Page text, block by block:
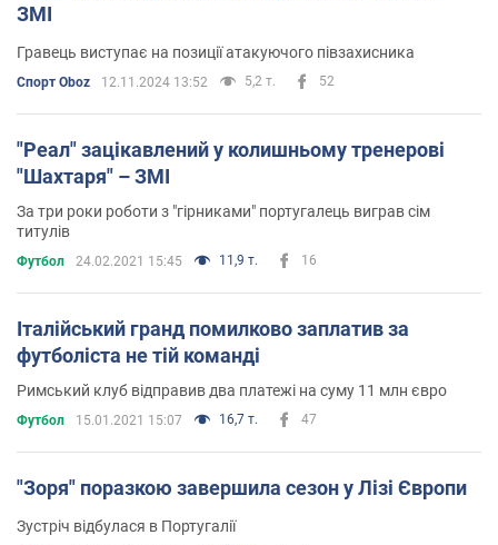
ЗМІ
Гравець виступає на позиції атакуючого півзахисника
Спорт Oboz 12.11.2024 13:52 5,2 т. 52
"Реал" зацікавлений у колишньому тренерові
"Шахтаря" – ЗМІ
За три роки роботи з "гірниками" португалець виграв сім
титулів
Футбол 24.02.2021 15:45 11,9 т. 16
Італійський гранд помилково заплатив за
футболіста не тій команді
Римський клуб відправив два платежі на суму 11 млн євро
Футбол 15.01.2021 15:07 16,7 т. 47
"Зоря" поразкою завершила сезон у Лізі Європи
Зустріч відбулася в Португалії